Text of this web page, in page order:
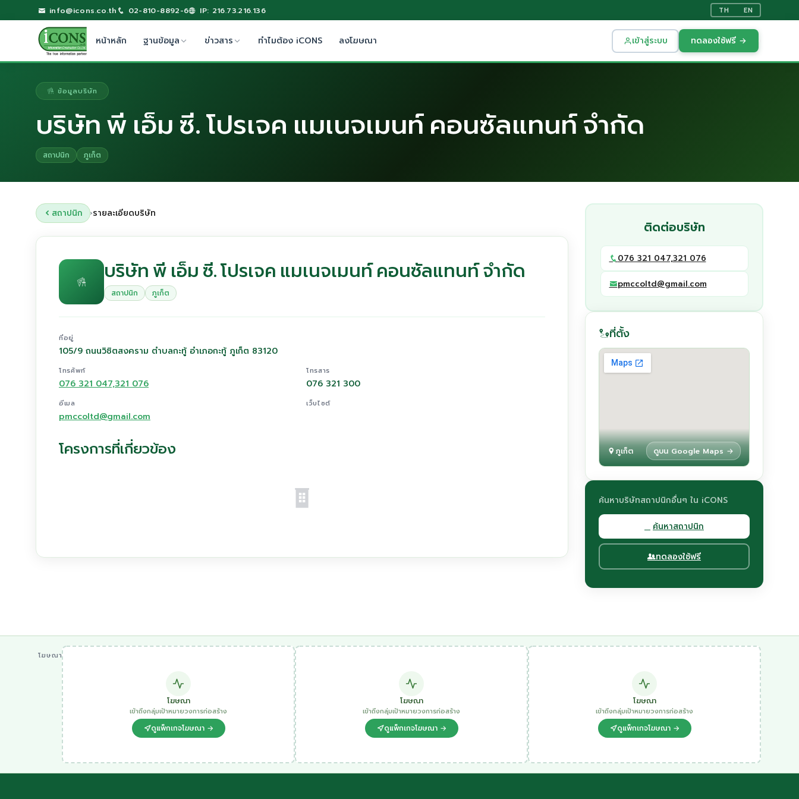
info@icons.co.th 02-810-8892-6 IP: 216.73.216.136 TH EN
หน้าหลัก ฐานข้อมูล ข่าวสาร ทำไมต้อง iCONS ลงโฆษณา เข้าสู่ระบบ ทดลองใช้ฟรี →
ข้อมูลบริษัท
บริษัท พี เอ็ม ซี. โปรเจค แมเนจเมนท์ คอนซัลแทนท์ จำกัด
สถาปนิก ภูเก็ต
สถาปนิก ›รายละเอียดบริษัท
บริษัท พี เอ็ม ซี. โปรเจค แมเนจเมนท์ คอนซัลแทนท์ จำกัด
สถาปนิก ภูเก็ต
ที่อยู่
105/9 ถนนวิชิตสงคราม ตำบลกะทู้ อำเภอกะทู้ ภูเก็ต 83120
โทรศัพท์
076 321 047,321 076
โทรสาร
076 321 300
อีเมล
pmccoltd@gmail.com
เว็บไซต์
โครงการที่เกี่ยวข้อง
ติดต่อบริษัท
076 321 047,321 076
pmccoltd@gmail.com
ที่ตั้ง
ภูเก็ต ดูบน Google Maps →
ค้นหาบริษัทสถาปนิกอื่นๆ ใน iCONS
ค้นหาสถาปนิก
ทดลองใช้ฟรี
โฆษณา
โฆษณา
เข้าถึงกลุ่มเป้าหมายวงการก่อสร้าง
ดูแพ็กเกจโฆษณา →
โฆษณา
เข้าถึงกลุ่มเป้าหมายวงการก่อสร้าง
ดูแพ็กเกจโฆษณา →
โฆษณา
เข้าถึงกลุ่มเป้าหมายวงการก่อสร้าง
ดูแพ็กเกจโฆษณา →